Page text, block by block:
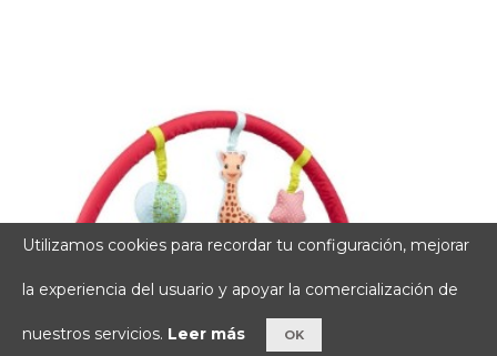
Utilizamos cookies para recordar tu configuración, mejorar
la experiencia del usuario y apoyar la comercialización de
nuestros servicios. Leer más OK